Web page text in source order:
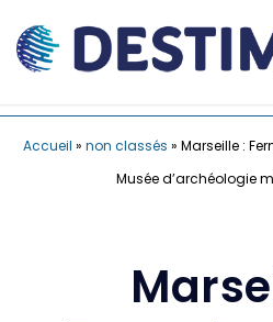
Accueil » non classés » Marseille :
Musée d’archéologie